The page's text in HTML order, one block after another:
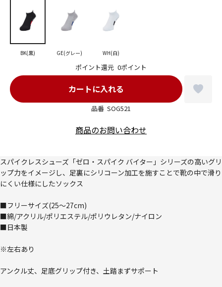
品番 SOG521
ポイント還元 0ポイント
BK(黒) GE(グレー) WH(白)
商品のお問い合わせ
スパイクレスシューズ「ゼロ・スパイク バイター」シリーズの高いグリ
ップ力をイメージし、足裏にシリコーン加工を施すことで靴の中で滑り
にくい仕様にしたソックス
■フリーサイズ(25～27cm)
■綿/アクリル/ポリエステル/ポリウレタン/ナイロン
■日本製
※左右あり
アンクル丈、足底グリップ付き、土踏まずサポート